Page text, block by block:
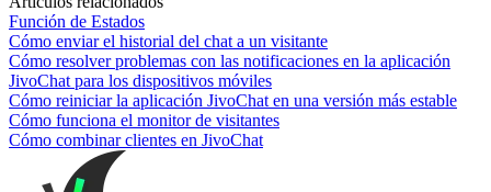
Función de Estados
Cómo enviar el historial del chat a un visitante
Cómo resolver problemas con las notificaciones en la aplicación
JivoChat para los dispositivos móviles
Cómo reiniciar la aplicación JivoChat en una versión más estable
Cómo funciona el monitor de visitantes
Cómo combinar clientes en JivoChat